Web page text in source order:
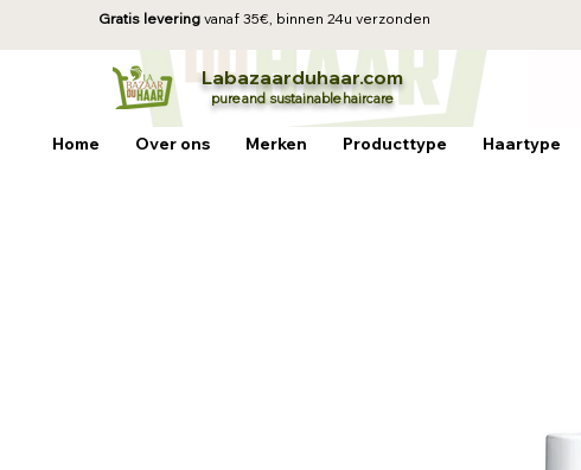
Gratis levering vanaf 35€, binnen 24u verzonden
Labazaarduhaar.com
pure and sustainablehaircare
Home Over ons Merken Producttype Haartype